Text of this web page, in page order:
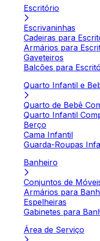
Escritório
Escrivaninhas
Cadeiras para
Armários para
Gaveteiros
Balcões para
Quarto Infantil e
Quarto de Bebê
Quarto Infantil
Berço
Cama Infantil
Guarda-Roupas
Banheiro
Conjuntos de
Armários para
Espelheiras
Gabinetes para
Área de Serviço